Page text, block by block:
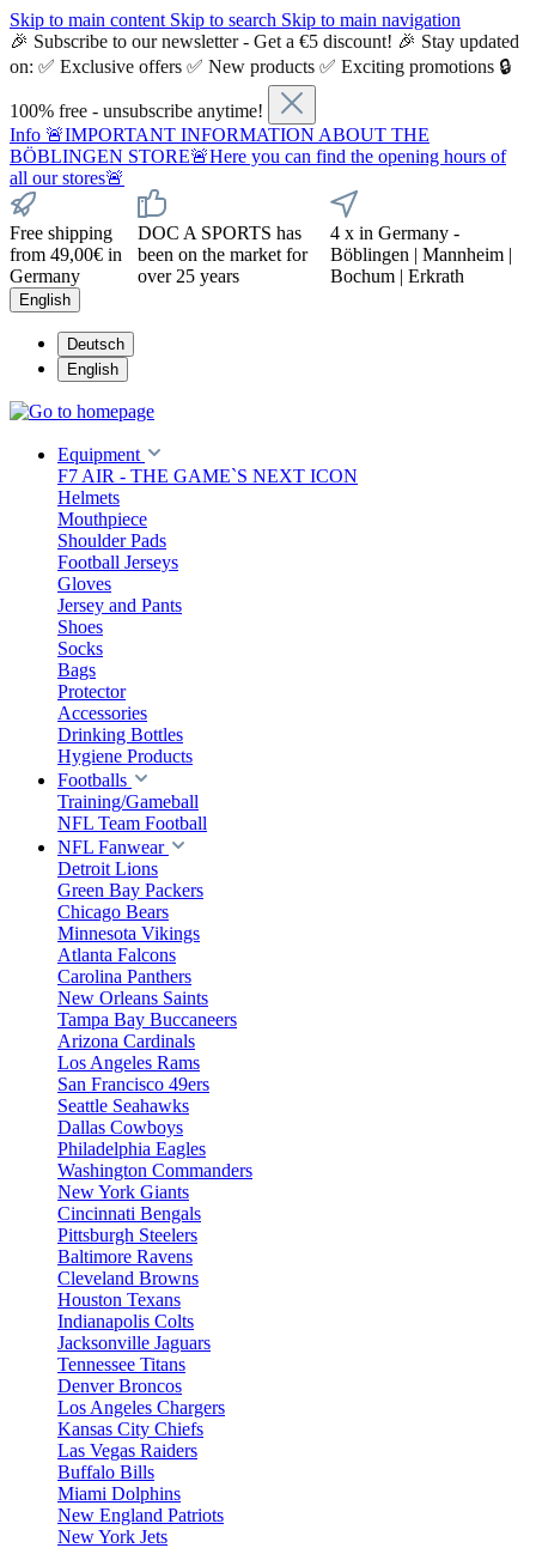
Skip to main content Skip to search Skip to main navigation
🎉 Subscribe to our newsletter - Get a €5 discount! 🎉 Stay updated
on: ✅ Exclusive offers ✅ New products ✅ Exciting promotions 🔒
100% free - unsubscribe anytime!
Info 🚨IMPORTANT INFORMATION ABOUT THE
BÖBLINGEN STORE🚨Here you can find the opening hours of
all our stores🚨
Free shipping
from 49,00€ in
Germany
DOC A SPORTS has
been on the market for
over 25 years
4 x in Germany -
Böblingen | Mannheim |
Bochum | Erkrath
English
Deutsch
English
Equipment
F7 AIR - THE GAME`S NEXT ICON
Helmets
Mouthpiece
Shoulder Pads
Football Jerseys
Gloves
Jersey and Pants
Shoes
Socks
Bags
Protector
Accessories
Drinking Bottles
Hygiene Products
Footballs
Training/Gameball
NFL Team Football
NFL Fanwear
Detroit Lions
Green Bay Packers
Chicago Bears
Minnesota Vikings
Atlanta Falcons
Carolina Panthers
New Orleans Saints
Tampa Bay Buccaneers
Arizona Cardinals
Los Angeles Rams
San Francisco 49ers
Seattle Seahawks
Dallas Cowboys
Philadelphia Eagles
Washington Commanders
New York Giants
Cincinnati Bengals
Pittsburgh Steelers
Baltimore Ravens
Cleveland Browns
Houston Texans
Indianapolis Colts
Jacksonville Jaguars
Tennessee Titans
Denver Broncos
Los Angeles Chargers
Kansas City Chiefs
Las Vegas Raiders
Buffalo Bills
Miami Dolphins
New England Patriots
New York Jets